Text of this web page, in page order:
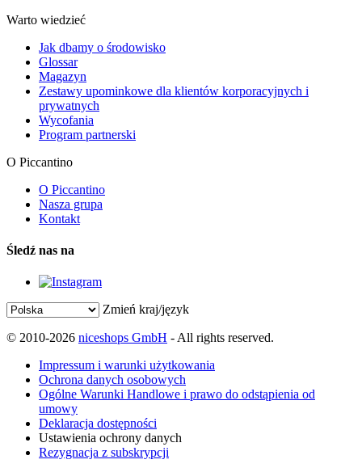
Warto wiedzieć
Jak dbamy o środowisko
Glossar
Magazyn
Zestawy upominkowe dla klientów korporacyjnych i
prywatnych
Wycofania
Program partnerski
O Piccantino
O Piccantino
Nasza grupa
Kontakt
Śledź nas na
Zmień kraj/język
© 2010-2026 niceshops GmbH - All rights reserved.
Impressum i warunki użytkowania
Ochrona danych osobowych
Ogólne Warunki Handlowe i prawo do odstąpienia od
umowy
Deklaracja dostępności
Ustawienia ochrony danych
Rezygnacja z subskrypcji